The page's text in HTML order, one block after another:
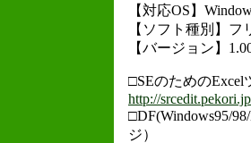
【対応OS】
【ソフト種別】フ
【バージョン】
□SEのためのExcel
http://
□DF(Windows95/
ジ）